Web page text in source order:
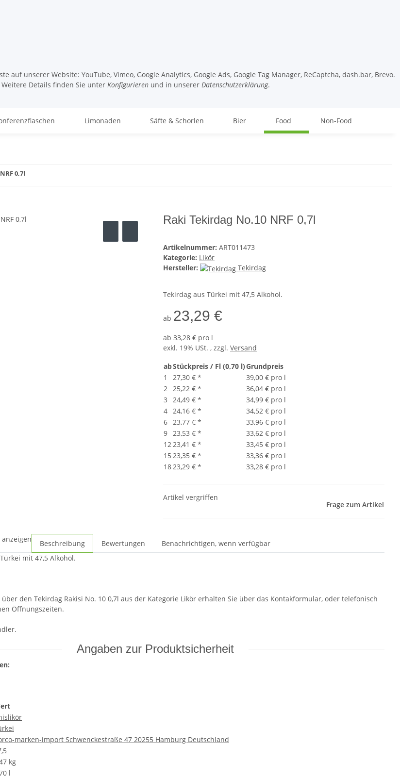
unserer Website: YouTube, Vimeo, Google Analytics, Google Ads, Google Tag Manager, ReCaptcha, dash.bar, Brevo.
Details finden Sie unter Konfigurieren und in unserer Datenschutzerklärung.
Limonaden Säfte & Schorlen Bier Food Non-Food
0,7l
Raki Tekirdag No.10 NRF 0,7l
Artikelnummer: ART011473
Kategorie: Likör
Hersteller:
Tekirdag
Tekirdag aus Türkei mit 47,5 Alkohol.
ab 23,29 €
ab 33,28 € pro l
exkl. 19% USt. , zzgl. Versand
abStückpreis / Fl (0,70 l)Grundpreis
1
27,30 € *
39,00 € pro l
2 25,22 € *
36,04 € pro l
3
24,49 € *
34,99 € pro l
4 24,16 € *
34,52 € pro l
6 23,77 € *
33,96 € pro l
9 23,53 € *
33,62 € pro l
1223,41 € *
33,45 € pro l
15 23,35 € *
33,36 € pro l
1823,29 € * 33,28 € pro l
Artikel vergriffen
Frage zum Artikel
Beschreibung Bewertungen
Benachrichtigen, wenn verfügbar
mit 47,5 Alkohol.
den Tekirdag Rakisi No. 10 0,7l aus der Kategorie Likör erhalten Sie über das Kontakformular, oder telefonisch
Öffnungszeiten.
Angaben zur Produktsicherheit
marken-import Schwenckestraße 47 20255 Hamburg Deutschland
kg
l